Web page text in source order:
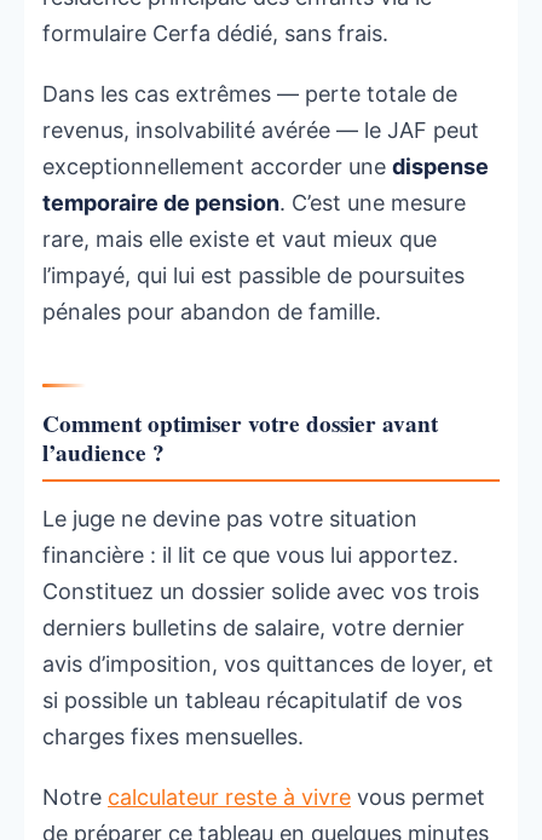
formulaire Cerfa dédié, sans frais.
Dans les cas extrêmes — perte totale de
revenus, insolvabilité avérée — le JAF peut
exceptionnellement accorder une dispense
temporaire de pension. C’est une mesure
rare, mais elle existe et vaut mieux que
l’impayé, qui lui est passible de poursuites
pénales pour abandon de famille.
Comment optimiser votre dossier avant
l’audience ?
Le juge ne devine pas votre situation
financière : il lit ce que vous lui apportez.
Constituez un dossier solide avec vos trois
derniers bulletins de salaire, votre dernier
avis d’imposition, vos quittances de loyer, et
si possible un tableau récapitulatif de vos
charges fixes mensuelles.
Notre calculateur reste à vivre vous permet
de préparer ce tableau en quelques minutes